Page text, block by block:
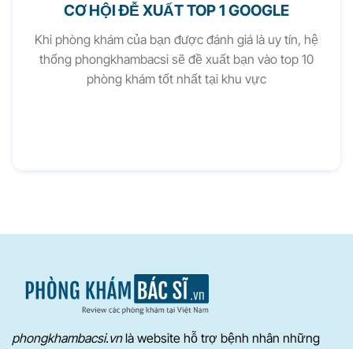
CƠ HỘI ĐỄ XUẤT TOP 1 GOOGLE
Khi phòng khám của bạn được đánh giá là uy tín, hệ
thống phongkhambacsi sẽ đề xuất bạn vào top 10
phòng khám tốt nhất tại khu vực
phongkhambacsi.vnlà website hỗ trợ bệnh nhân những